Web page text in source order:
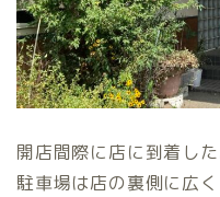
開店間際に店に到着した
駐車場は店の裏側に広く